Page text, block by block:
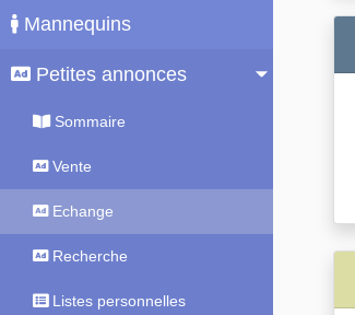
Mannequins
Petites annonces
Sommaire
Vente
Echange
Recherche
Listes personnelles